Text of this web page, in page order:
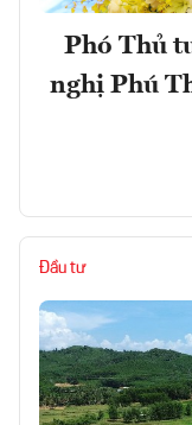
Phó Thủ
nghị Phú
Đầu tư